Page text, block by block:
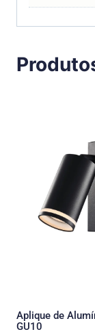
Aplique de
GU10